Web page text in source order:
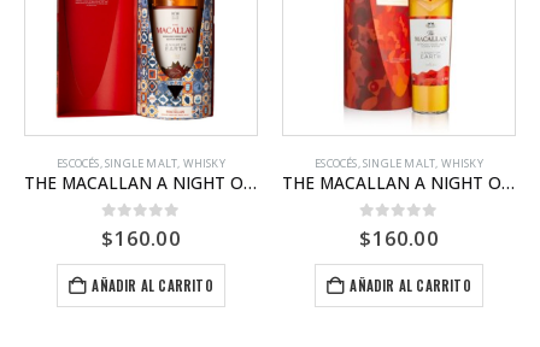
ESCOCÉS,SINGLE MALT, WHISKY
THE MACALLAN A NIGHT ON EARTH IN JEREZ
0out of 5
$160.00
AÑADIR AL CARRITO
ESCOCÉS,SINGLE MALT, WHISKY
THE MACALLAN A NIGHT ON EARTH IN SCOTLAND
0out of 5
$160.00
AÑADIR AL CARRITO